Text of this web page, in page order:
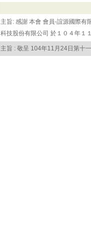
主旨: 感謝 本會 會員-誼源國際有
科技股份有限公司 於１０４年１
主旨 : 敬呈 104年11月24日第十